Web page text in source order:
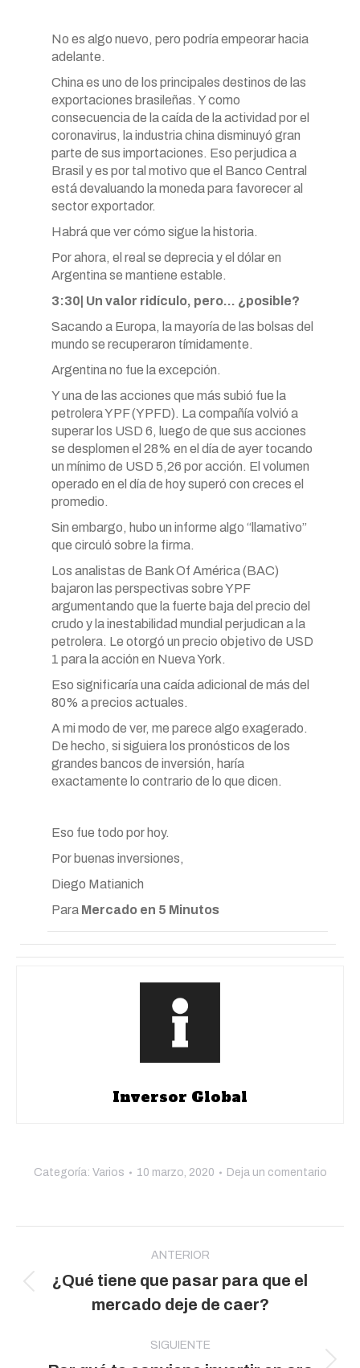
No es algo nuevo, pero podría empeorar hacia
adelante.
China es uno de los principales destinos de las
exportaciones brasileñas. Y como
consecuencia de la caída de la actividad por el
coronavirus, la industria china disminuyó gran
parte de sus importaciones. Eso perjudica a
Brasil y es por tal motivo que el Banco Central
está devaluando la moneda para favorecer al
sector exportador.
Habrá que ver cómo sigue la historia.
Por ahora, el real se deprecia y el dólar en
Argentina se mantiene estable.
3:30| Un valor ridículo, pero… ¿posible?
Sacando a Europa, la mayoría de las bolsas del
mundo se recuperaron tímidamente.
Argentina no fue la excepción.
Y una de las acciones que más subió fue la
petrolera YPF (YPFD). La compañía volvió a
superar los USD 6, luego de que sus acciones
se desplomen el 28% en el día de ayer tocando
un mínimo de USD 5,26 por acción. El volumen
operado en el día de hoy superó con creces el
promedio.
Sin embargo, hubo un informe algo “llamativo”
que circuló sobre la firma.
Los analistas de Bank Of América (BAC)
bajaron las perspectivas sobre YPF
argumentando que la fuerte baja del precio del
crudo y la inestabilidad mundial perjudican a la
petrolera. Le otorgó un precio objetivo de USD
1 para la acción en Nueva York.
Eso significaría una caída adicional de más del
80% a precios actuales.
A mi modo de ver, me parece algo exagerado.
De hecho, si siguiera los pronósticos de los
grandes bancos de inversión, haría
exactamente lo contrario de lo que dicen.
Eso fue todo por hoy.
Por buenas inversiones,
Diego Matianich
Para Mercado en 5 Minutos
Inversor Global
Categoría: Varios 10 marzo, 2020 Deja un comentario
publicaciones
ANTERIOR
Publicación
anterior:
¿Qué tiene que pasar para que el
mercado deje de caer?
SIGUIENTE